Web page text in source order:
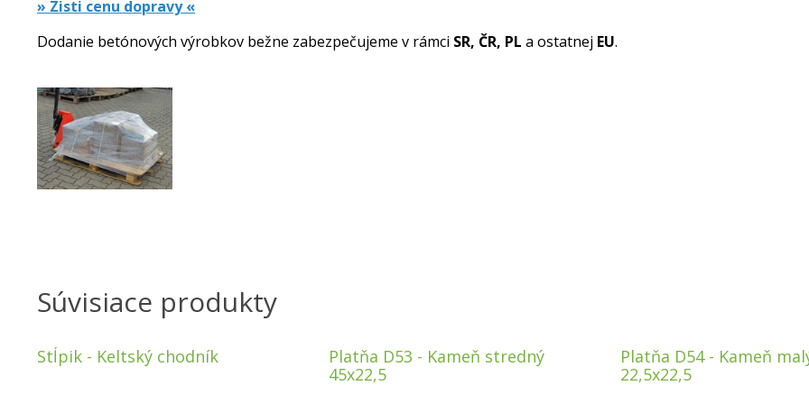
» Zisti cenu dopravy «
Dodanie betónových výrobkov bežne zabezpečujeme v rámci SR, ČR, PL a ostatnej EU.
Súvisiace produkty
Stĺpik - Keltský chodník
Platňa D53 - Kameň stredný
45x22,5
Platňa D54 - Kameň
22,5x22,5